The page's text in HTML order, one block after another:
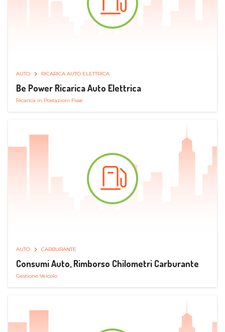
AUTO RICARICA AUTO ELETTRICA
Be Power Ricarica Auto Elettrica
Ricarica in Postazioni Fisse
AUTO CARBURANTE
Consumi Auto, Rimborso Chilometri Carburante
Gestione Veicolo